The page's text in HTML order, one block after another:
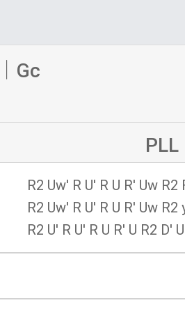
Gc
R2 Uw' R U' R U R' Uw R2
R2 Uw' R U' R U R' Uw R2
R2 U' R U' R U R' U R2 D'